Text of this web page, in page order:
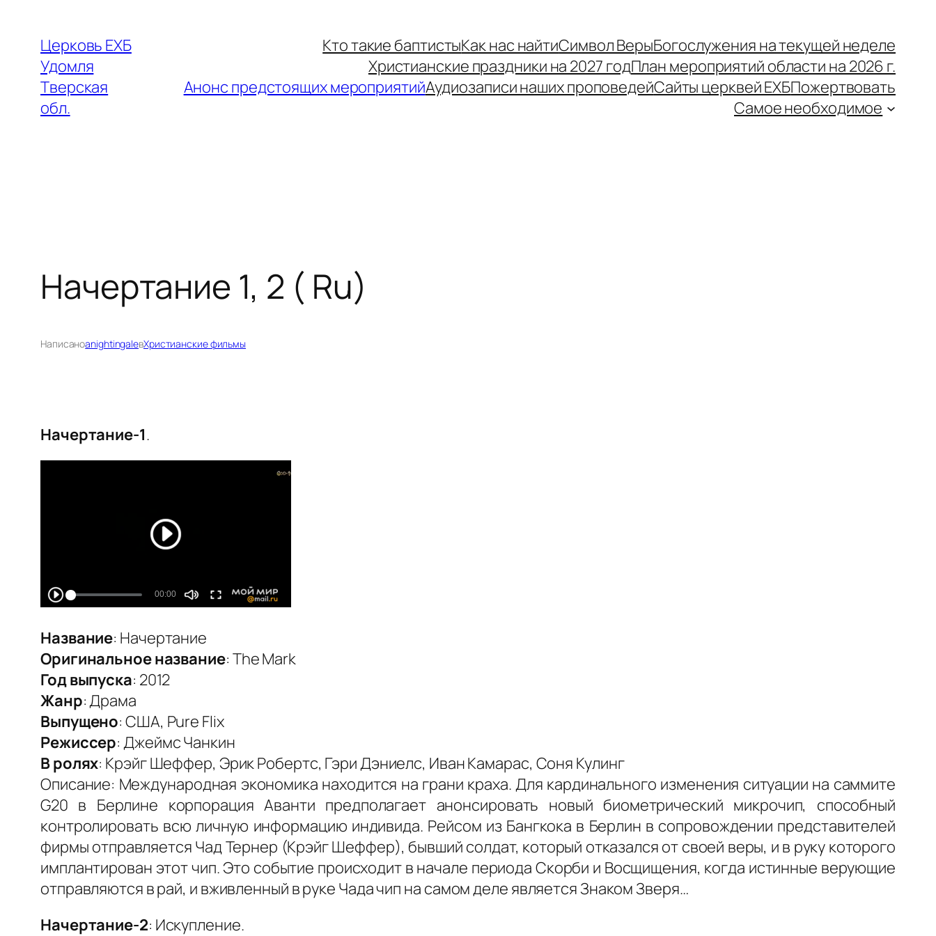
содержимому
Церковь ЕХБ
Удомля
Тверская
обл.
Кто такие баптистыКак нас найтиСимвол ВерыБогослужения на текущей неделе
Христианские праздники на 2027 годПлан мероприятий области на 2026 г.
Анонс предстоящих мероприятийАудиозаписи наших проповедейСайты церквей ЕХБПожертвовать
Самое необходимое
Начертание 1, 2 ( Ru)
НаписаноanightingaleвХристианские фильмы
Начертание-1.
Название: Начертание
Оригинальное название: The Mark
Год выпуска: 2012
Жанр: Драма
Выпущено: США, Pure Flix
Режиссер: Джеймс Чанкин
В ролях: Крэйг Шеффер, Эрик Робертс, Гэри Дэниелс, Иван Камарас, Соня Кулинг
Описание: Международная экономика находится на грани краха. Для кардинального изменения ситуации на саммите
G20 в Берлине корпорация Аванти предполагает анонсировать новый биометрический микрочип, способный
контролировать всю личную информацию индивида. Рейсом из Бангкока в Берлин в сопровождении представителей
фирмы отправляется Чад Тернер (Крэйг Шеффер), бывший солдат, который отказался от своей веры, и в руку которого
имплантирован этот чип. Это событие происходит в начале периода Скорби и Восщищения, когда истинные верующие
отправляются в рай, и вживленный в руке Чада чип на самом деле является Знаком Зверя…
Начертание-2: Искупление.